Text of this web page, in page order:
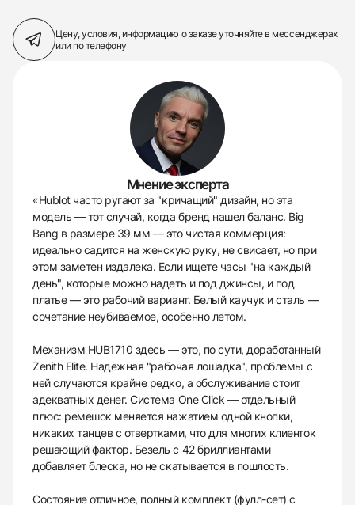
Цену, условия, информацию о заказеуточняйте в мессенджерах
или по телефону
Мнение эксперта
«Hublot часто ругают за "кричащий" дизайн, но эта
модель — тот случай, когда бренд нашел баланс. Big
Bang в размере 39 мм — это чистая коммерция:
идеально садится на женскую руку, не свисает, но при
этом заметен издалека. Если ищете часы "на каждый
день", которые можно надеть и под джинсы, и под
платье — это рабочий вариант. Белый каучук и сталь —
сочетание неубиваемое, особенно летом.
Механизм HUB1710 здесь — это, по сути, доработанный
Zenith Elite. Надежная "рабочая лошадка", проблемы с
ней случаются крайне редко, а обслуживание стоит
адекватных денег. Система One Click — отдельный
плюс: ремешок меняется нажатием одной кнопки,
никаких танцев с отвертками, что для многих клиенток
решающий фактор. Безель с 42 бриллиантами
добавляет блеска, но не скатывается в пошлость.
Состояние отличное, полный комплект (фулл-сет) с